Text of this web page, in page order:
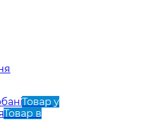
Товар у
Товар в